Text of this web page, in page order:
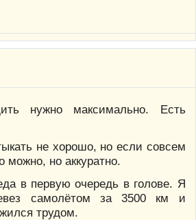
нужно максимально. Есть
не хорошо, но если совсем
можно, но аккуратно.
в первую очередь в голове. Я
самолётом за 3500 км и
трудом.